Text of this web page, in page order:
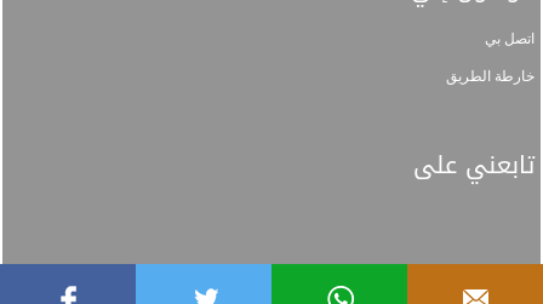
اتصل بي
خارطة الطريق
تابعني على
السياسات اتصل بنا